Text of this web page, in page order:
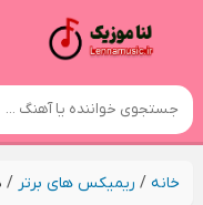
خانه/ ریمیکس های برتر /